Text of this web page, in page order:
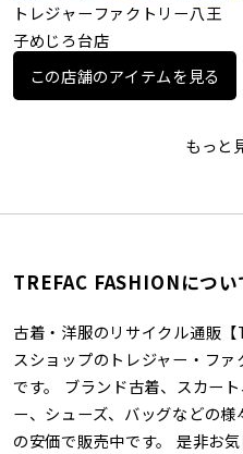
トレジャーファクトリー八王
子めじろ台店
この店舗のアイテムを見る
もっと
TREFAC FASHIONについ
古着・洋服のリサイクル通販
スショップのトレジャー・フ
です。 ブランド古着、スカー
ー、シューズ、バッグなどの
の安価で販売中です。 是非お